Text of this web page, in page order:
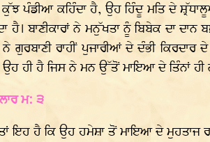
ਕੁੱਝ ਪੰਡੀਆ ਕਹਿੰਦਾ ਹੈ, ਉਹ ਹਿੰਦੂ ਮਤਿ ਦੇ
ਹੈ। ਬਾਣੀਕਾਰਾਂ ਨੇ ਮਨੁੱਖਤਾ ਨੂੰ ਬਿਬੇਕ ਦਾ
ਨੇ ਗੁਰਬਾਣੀ ਰਾਹੀਂ ਪੁਜਾਰੀਆਂ ਦੇ ਦੰਭੀ
ਹੀ ਹੈ ਜਿਸ ਨੇ ਮਨ ਉੱਤੋਂ ਮਾਇਆ ਦੇ ਤਿੰਨਾਂ ਹੀ
ਮ: ੩
ਤਾਂ ਇਹ ਹੈ ਕਿ ਉਹ ਹਮੇਸ਼ਾ ਤੋਂ ਮਾਇਆ ਦੇ